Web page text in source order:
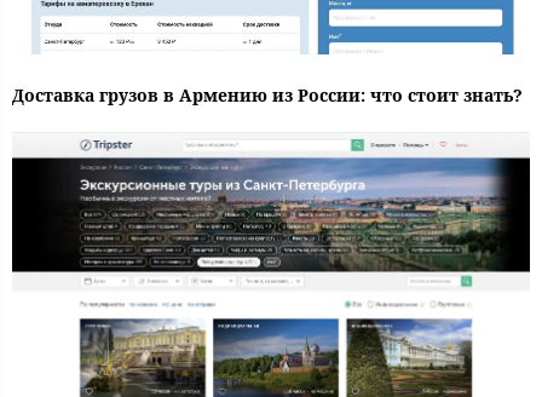
Доставка грузов в Армению из России: что стоит знать?